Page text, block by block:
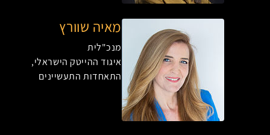
מאיה שוורץ
מנכ"לית
איגוד ההייטק הישראלי,
התאחדות התעשיינים